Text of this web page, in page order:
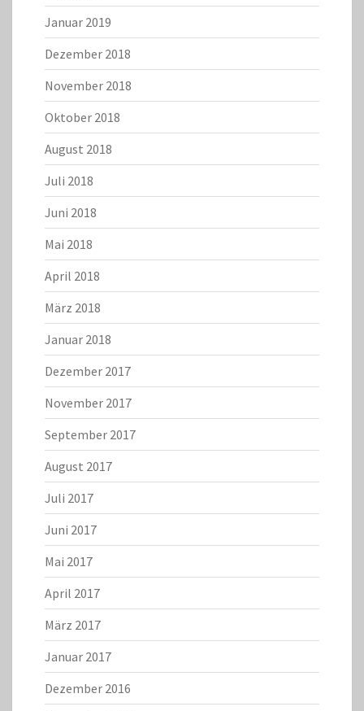
Januar 2019
Dezember 2018
November 2018
Oktober 2018
August 2018
Juli 2018
Juni 2018
Mai 2018
April 2018
März 2018
Januar 2018
Dezember 2017
November 2017
September 2017
August 2017
Juli 2017
Juni 2017
Mai 2017
April 2017
März 2017
Januar 2017
Dezember 2016